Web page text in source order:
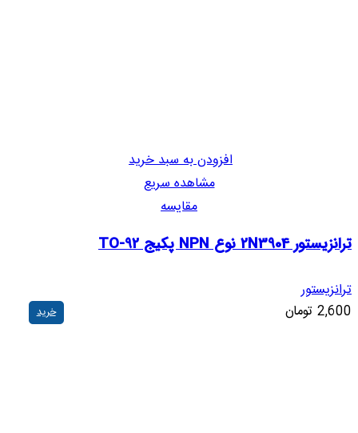
افزودن به سبد خرید
مشاهده سریع
مقایسه
ترانزیستور 2N3904 نوع NPN پکیج TO-92
ترانزیستور
2,600 تومان خرید